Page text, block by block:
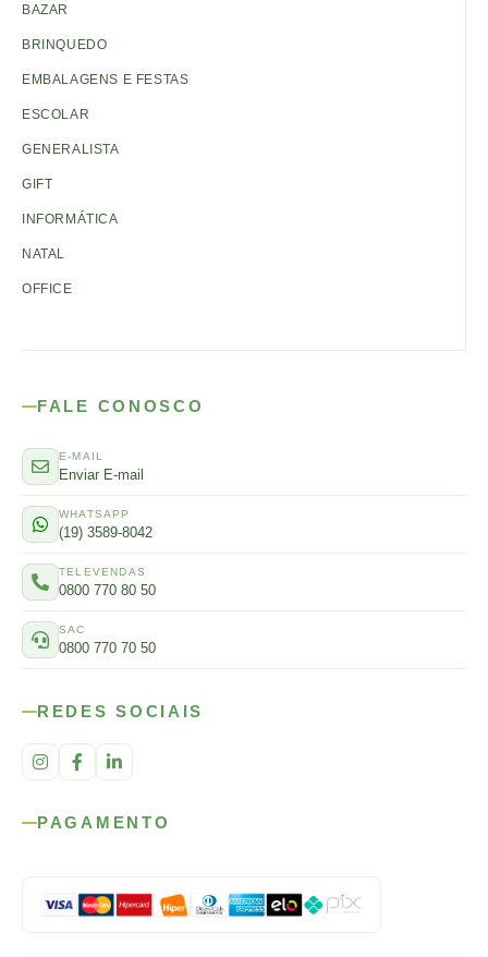
BAZAR
BRINQUEDO
EMBALAGENS E FESTAS
ESCOLAR
GENERALISTA
GIFT
INFORMÁTICA
NATAL
OFFICE
FALE CONOSCO
E-MAIL
Enviar E-mail
WHATSAPP
(19) 3589-8042
TELEVENDAS
0800 770 80 50
SAC
0800 770 70 50
REDES SOCIAIS
PAGAMENTO